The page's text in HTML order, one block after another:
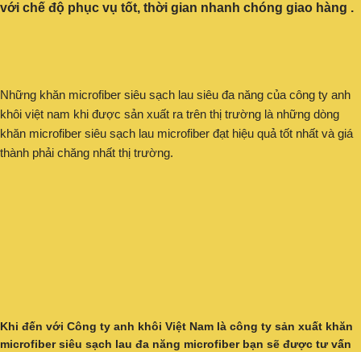
với chế độ phục vụ tốt, thời gian nhanh chóng giao hàng .
Những khăn microfiber siêu sạch lau siêu đa năng của công ty anh
khôi việt nam khi được sản xuất ra trên thị trường là những dòng
khăn microfiber siêu sạch lau microfiber đạt hiệu quả tốt nhất và giá
thành phải chăng nhất thị trường.
Khi đến với Công ty anh khôi Việt Nam là công ty sản xuất khăn
microfiber siêu sạch lau đa năng microfiber bạn sẽ được tư vấn